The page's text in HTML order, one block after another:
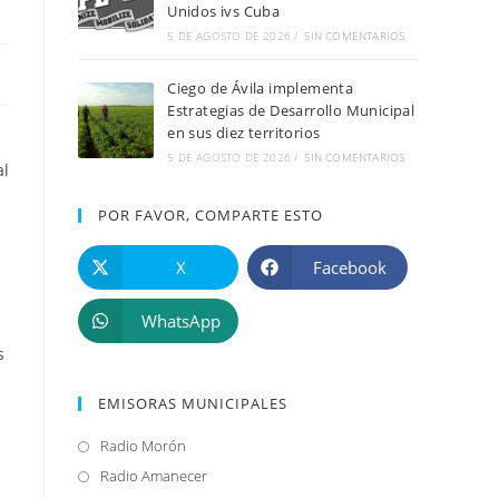
Unidos ivs Cuba
5 DE AGOSTO DE 2026 / SIN COMENTARIOS
Ciego de Ávila implementa
Estrategias de Desarrollo Municipal
en sus diez territorios
5 DE AGOSTO DE 2026 / SIN COMENTARIOS
POR FAVOR, COMPARTE ESTO
X Facebook
WhatsApp
EMISORAS MUNICIPALES
Radio Morón
abre
Radio AmanecerSe